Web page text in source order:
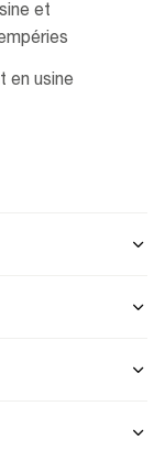
et
en usine